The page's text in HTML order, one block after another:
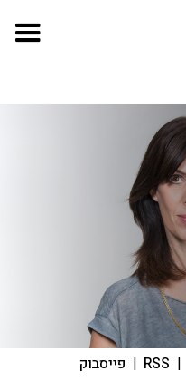
|
RSS
| פייסבוק